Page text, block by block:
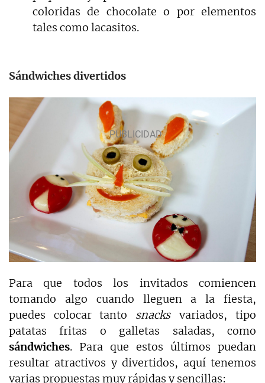
coloridas de chocolate o por elementos
tales como lacasitos.
Sándwiches divertidos
Para que todos los invitados comiencen
tomando algo cuando lleguen a la fiesta,
puedes colocar tanto snacks variados, tipo
patatas fritas o galletas saladas, como
sándwiches. Para que estos últimos puedan
resultar atractivos y divertidos, aquí tenemos
varias propuestas muy rápidas y sencillas: